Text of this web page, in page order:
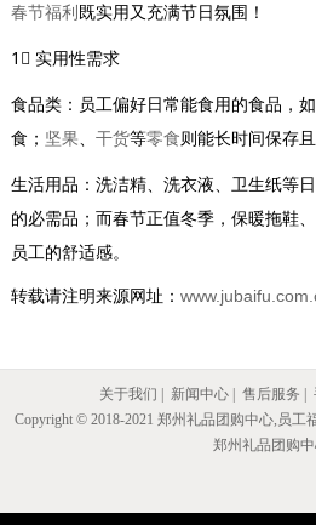
春节福利既实用又充满节日氛围！
1⃣ 实用性需求
食品类：员工偏好日常能食用的食品，
食； 坚果 干货等零食则能长时间保存
生活用品：洗洁精、洗衣液、卫生纸等
的必需品；而春节正值冬季，保暖拖鞋
员工的舒适感。
转载请注明来源网址：
关于我们 新闻中心 售后服务
Copyright © 2018-2021 郑州礼品团购中心,员
郑州礼品团购